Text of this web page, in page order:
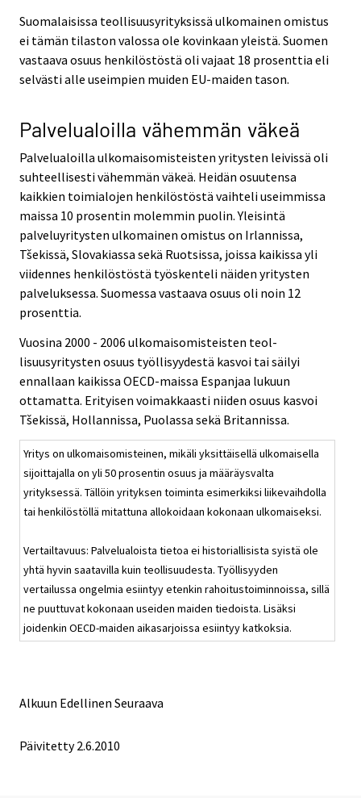
Suomalaisissa teollisuusyrityksissä ulkomainen omistus
ei tämän tilaston valossa ole kovinkaan yleistä. Suomen
vastaava osuus henkilöstöstä oli vajaat 18 prosenttia eli
selvästi alle useimpien muiden EU-maiden tason.
Palvelualoilla vähemmän väkeä
Palvelualoilla ulkomaisomisteisten yritysten leivissä oli
suhteellisesti vähemmän väkeä. Heidän osuutensa
kaikkien toimialojen henkilöstöstä vaihteli useimmissa
maissa 10 prosentin molemmin puolin. Yleisintä
palveluyritysten ulkomainen omistus on Irlannissa,
Tšekissä, Slovakiassa sekä Ruotsissa, joissa kaikissa yli
viidennes henkilöstöstä työskenteli näiden yritysten
palveluksessa. Suomessa vastaava osuus oli noin 12
prosenttia.
Vuosina 2000 - 2006 ulkomaisomisteisten teol­
lisuusyritysten osuus työllisyydestä kasvoi tai säilyi
ennallaan kaikissa OECD-maissa Espanjaa lukuun
ottamatta. Erityisen voimakkaasti niiden osuus kasvoi
Tšekissä, Hollannissa, Puolassa sekä Britannissa.
Yritys on ulkomaisomisteinen, mikäli yksittäisellä ulkomaisella
sijoittajalla on yli 50 prosentin osuus ja määräysvalta
yrityksessä. Tällöin yrityksen toiminta esimerkiksi liikevaihdolla
tai henkilöstöllä mitattuna allokoidaan kokonaan ulkomaiseksi.
Vertailtavuus: Palvelualoista tietoa ei historiallisista syistä ole
yhtä hyvin saatavilla kuin teollisuudesta. Työllisyyden
vertailussa ongelmia esiintyy etenkin rahoitustoiminnoissa, sillä
ne puuttuvat kokonaan useiden maiden tiedoista. Lisäksi
joidenkin OECD-maiden aikasarjoissa esiintyy katkoksia.
Alkuun Edellinen Seuraava
Päivitetty 2.6.2010